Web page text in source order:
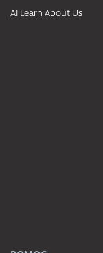
AI Learn About Us